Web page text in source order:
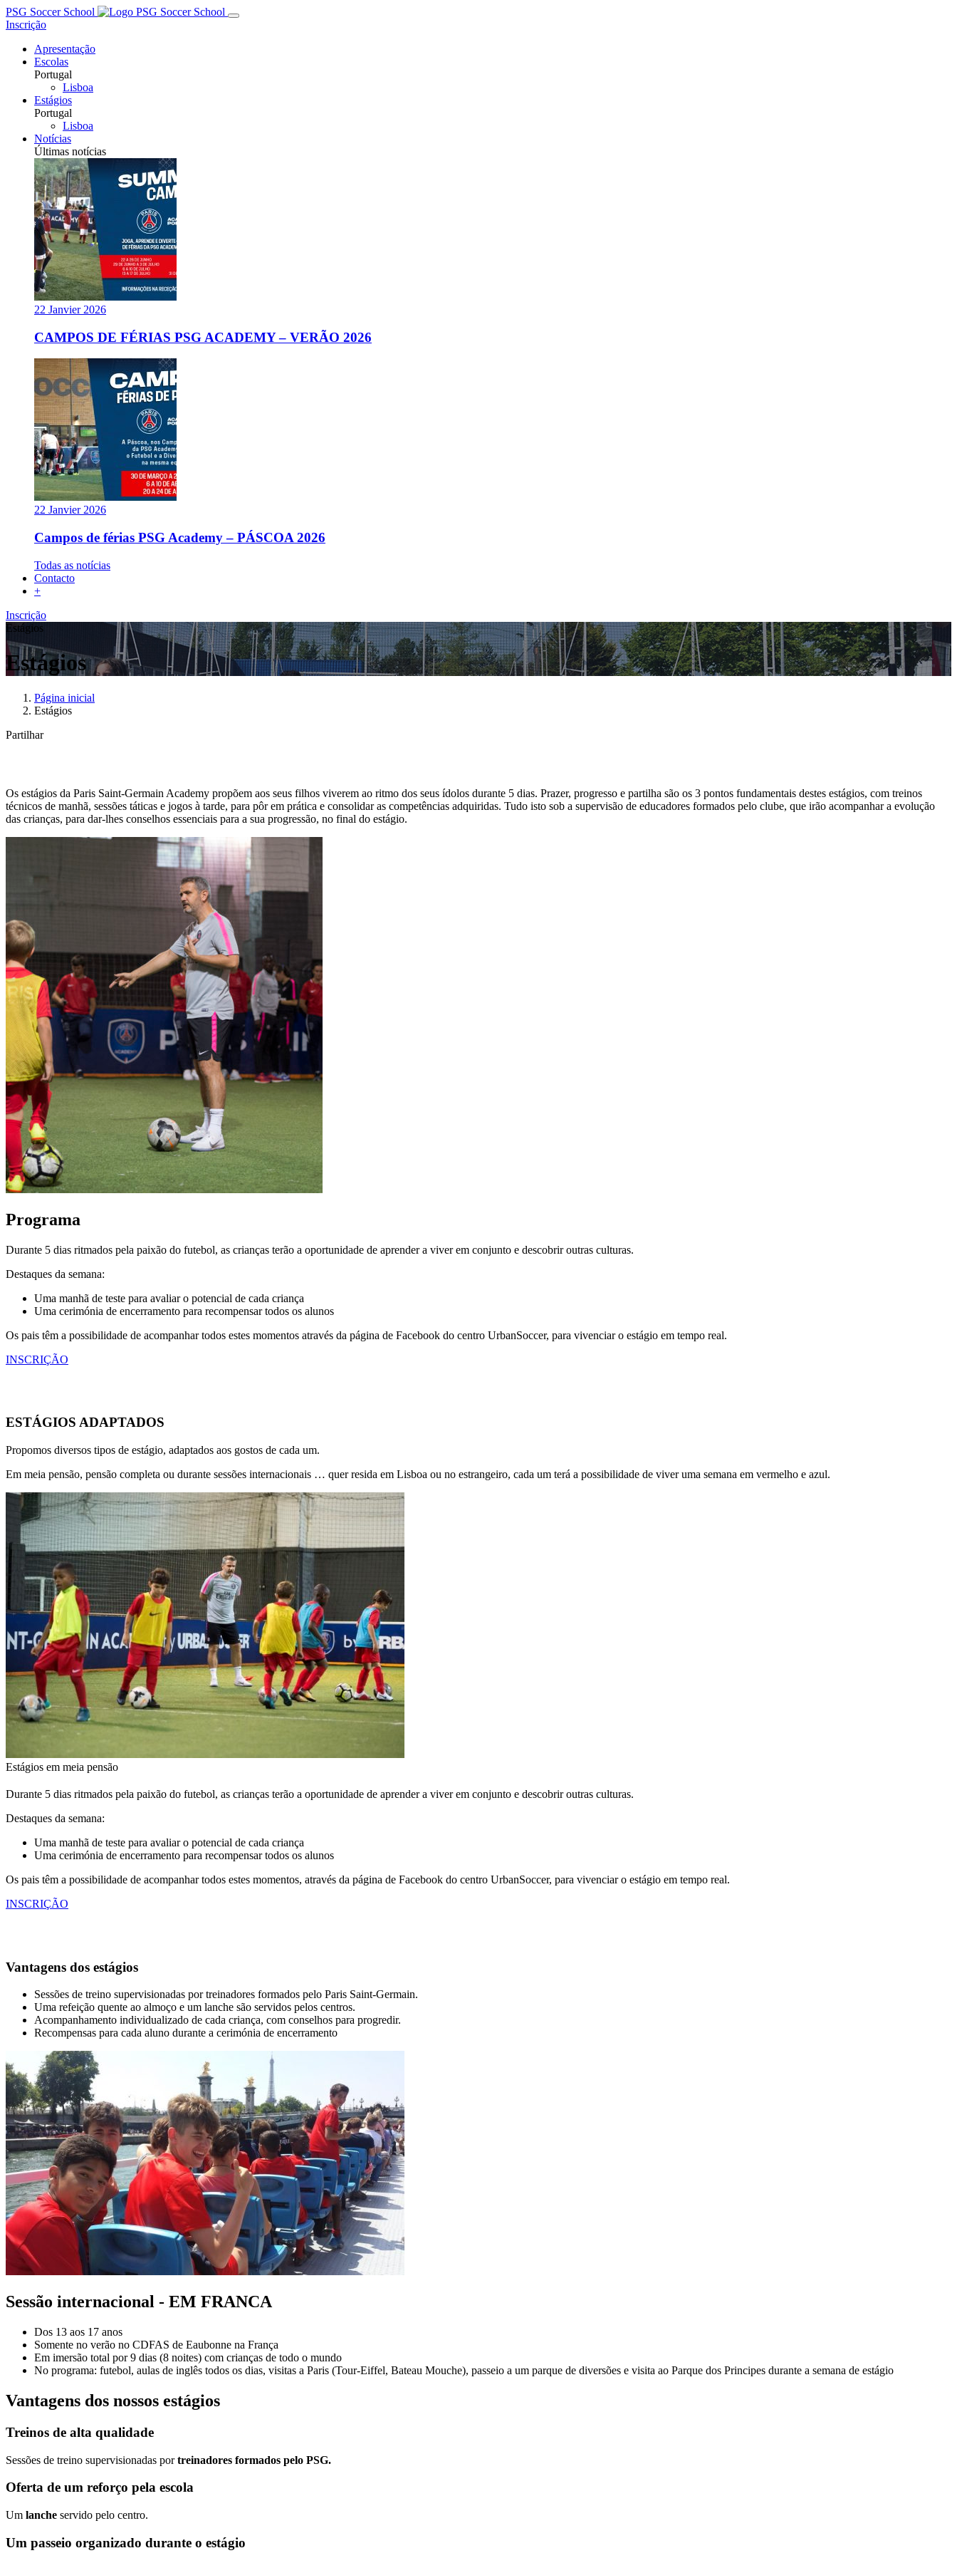
PSG Soccer School
Inscrição
Apresentação
Escolas
Portugal
Lisboa
Estágios
Portugal
Lisboa
Notícias
Últimas notícias
22 Janvier 2026
CAMPOS DE FÉRIAS PSG ACADEMY – VERÃO 2026
22 Janvier 2026
Campos de férias PSG Academy – PÁSCOA 2026
Todas as notícias
Contacto
+
Inscrição
Estágios
Estágios
Página inicial
Estágios
Partilhar
Os estágios da Paris Saint-Germain Academy propõem aos seus filhos viverem ao ritmo dos seus ídolos durante 5 dias. Prazer, progresso e partilha são os 3 pontos fundamentais destes estágios, com treinos
técnicos de manhã, sessões táticas e jogos à tarde, para pôr em prática e consolidar as competências adquiridas. Tudo isto sob a supervisão de educadores formados pelo clube, que irão acompanhar a evolução
das crianças, para dar-lhes conselhos essenciais para a sua progressão, no final do estágio.
Programa
Durante 5 dias ritmados pela paixão do futebol, as crianças terão a oportunidade de aprender a viver em conjunto e descobrir outras culturas.
Destaques da semana:
Uma manhã de teste para avaliar o potencial de cada criança
Uma cerimónia de encerramento para recompensar todos os alunos
Os pais têm a possibilidade de acompanhar todos estes momentos através da página de Facebook do centro UrbanSoccer, para vivenciar o estágio em tempo real.
INSCRIÇÃO
ESTÁGIOS ADAPTADOS
Propomos diversos tipos de estágio, adaptados aos gostos de cada um.
Em meia pensão, pensão completa ou durante sessões internacionais … quer resida em Lisboa ou no estrangeiro, cada um terá a possibilidade de viver uma semana em vermelho e azul.
Estágios em meia pensão
Durante 5 dias ritmados pela paixão do futebol, as crianças terão a oportunidade de aprender a viver em conjunto e descobrir outras culturas.
Destaques da semana:
Uma manhã de teste para avaliar o potencial de cada criança
Uma cerimónia de encerramento para recompensar todos os alunos
Os pais têm a possibilidade de acompanhar todos estes momentos, através da página de Facebook do centro UrbanSoccer, para vivenciar o estágio em tempo real.
INSCRIÇÃO
Vantagens dos estágios
Sessões de treino supervisionadas por treinadores formados pelo Paris Saint-Germain.
Uma refeição quente ao almoço e um lanche são servidos pelos centros.
Acompanhamento individualizado de cada criança, com conselhos para progredir.
Recompensas para cada aluno durante a cerimónia de encerramento
Sessão internacional - EM FRANCA
Dos 13 aos 17 anos
Somente no verão no CDFAS de Eaubonne na França
Em imersão total por 9 dias (8 noites) com crianças de todo o mundo
No programa: futebol, aulas de inglês todos os dias, visitas a Paris (Tour-Eiffel, Bateau Mouche), passeio a um parque de diversões e visita ao Parque dos Principes durante a semana de estágio
Vantagens dos nossos estágios
Treinos de alta qualidade
Sessões de treino supervisionadas portreinadores formados pelo PSG.
Oferta de um reforço pela escola
Um lanche servido pelo centro.
Um passeio organizado durante o estágio